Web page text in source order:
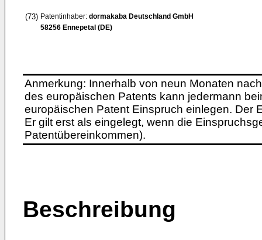
(73) Patentinhaber: dormakaba Deutschland GmbH
58256 Ennepetal (DE)
Anmerkung: Innerhalb von neun Monaten
des europäischen Patents kann jedermann
europäischen Patent Einspruch einlegen. Der
Er gilt erst als eingelegt, wenn die
Patentübereinkommen).
Beschreibung